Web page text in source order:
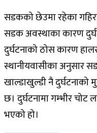
सडकको छेउमा रहेका
सडक अवस्थाका कारण
दुर्घटनाको ठोस कारण
स्थानीयवासीका अनुसार
खाल्डाखुल्डी नै
छ। दुर्घटनामा गम्भीर
भएको हो।